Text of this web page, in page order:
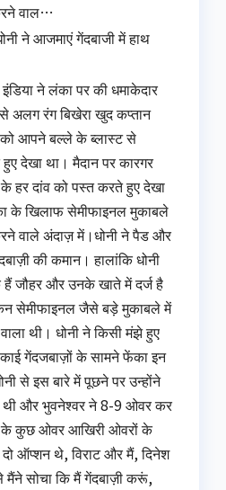
वाल…
ने लंका पर की धमाकेदार
अलग रंग बिखेरा खुद कप्तान
को आपने बल्ले के ब्लास्ट से
देखा था। मैदान पर कारगर
के हर दांव को पस्त करते हुए देखा
के खिलाफ सेमीफाइनल मुकाबले
वाले अंदाज़ में।धोनी ने पैड और
की कमान। हालांकि धोनी
जौहर और उनके खाते में दर्ज है
सेमीफाइनल जैसे बड़े मुकाबले में
थी। धोनी ने किसी मंझे हुए
गेंदजबाज़ों के सामने फेंका इन
से इस बारे में पूछने पर उन्‍होंने
थी और भुवनेश्वर ने 8-9 ओवर कर
के कुछ ओवर आखिरी ओवरों के
ऑप्शन थे, विराट और मैं, दिनेश
सोचा कि मैं गेंदबाज़ी करूं,